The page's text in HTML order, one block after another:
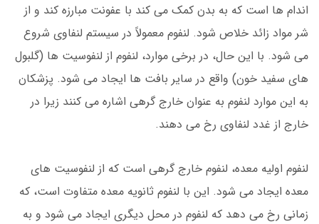
اندام ها است که به بدن کمک می کند با عفونت مبارزه کند و از
شر مواد زائد خلاص شود. لنفوم معمولاً در سیستم لنفاوی شروع
می شود. با این حال، در برخی موارد، لنفوم از لنفوسیت ها (گلبول
های سفید خون) واقع در سایر بافت ها ایجاد می شود. پزشکان
به این موارد لنفوم به عنوان خارج گرهی اشاره می کنند زیرا در
خارج از غدد لنفاوی رخ می دهند.
لنفوم اولیه معده، لنفوم خارج گرهی است که از لنفوسیت های
معده ایجاد می شود. این با لنفوم ثانویه معده متفاوت است، که
زمانی رخ می دهد که لنفوم در محل دیگری ایجاد می شود و به